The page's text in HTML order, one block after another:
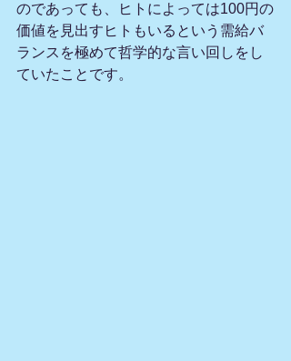
のであっても、ヒトによっては100円の
価値を見出すヒトもいるという需給バ
ランスを極めて哲学的な言い回しをし
ていたことです。